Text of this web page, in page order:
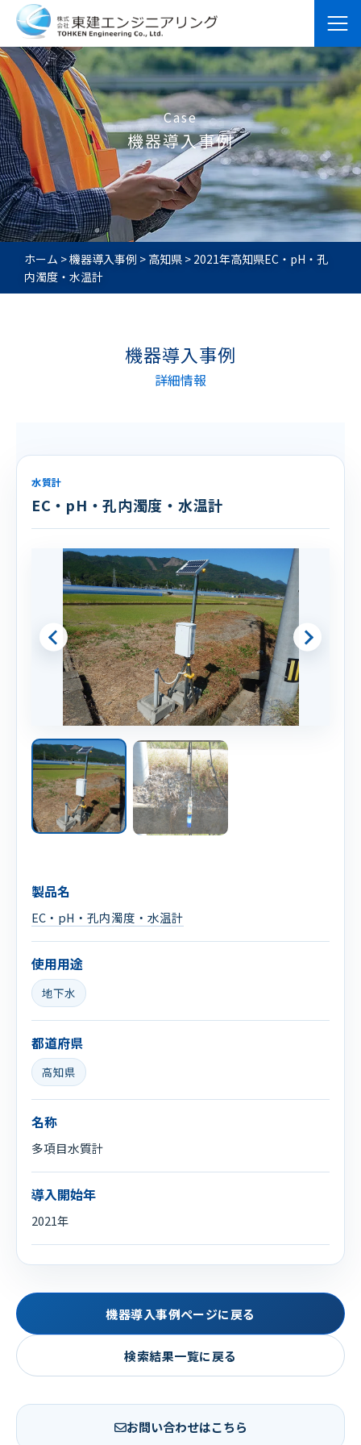
Case
機器導入事例
ホーム >機器導入事例 > 高知県 > 2021年高知県EC・pH・孔
内濁度・水温計
機器導入事例
詳細情報
水質計
EC・pH・孔内濁度・水温計
製品名
EC・pH・孔内濁度・水温計
使用用途
地下水
都道府県
高知県
名称
多項目水質計
導入開始年
2021年
機器導入事例ページに戻る
検索結果一覧に戻る
お問い合わせはこちら